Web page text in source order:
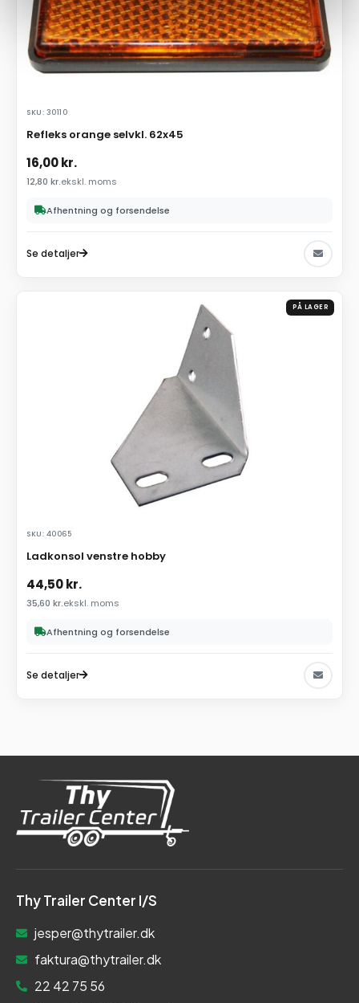
SKU: 30110
Refleks orange selvkl. 62x45
16,00kr.
12,80 kr.ekskl. moms
Afhentning og forsendelse
Se detaljer
PÅ LAGER
SKU: 40065
Ladkonsol venstre hobby
44,50kr.
35,60 kr.ekskl. moms
Afhentning og forsendelse
Se detaljer
Thy Trailer Center I/S
jesper@thytrailer.dk
faktura@thytrailer.dk
22 42 75 56